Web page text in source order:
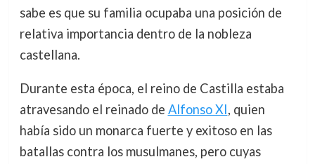
sabe es que su familia ocupaba una posición de
relativa importancia dentro de la nobleza
castellana.
Durante esta época, el reino de Castilla estaba
atravesando el reinado de Alfonso XI, quien
había sido un monarca fuerte y exitoso en las
batallas contra los musulmanes, pero cuyas